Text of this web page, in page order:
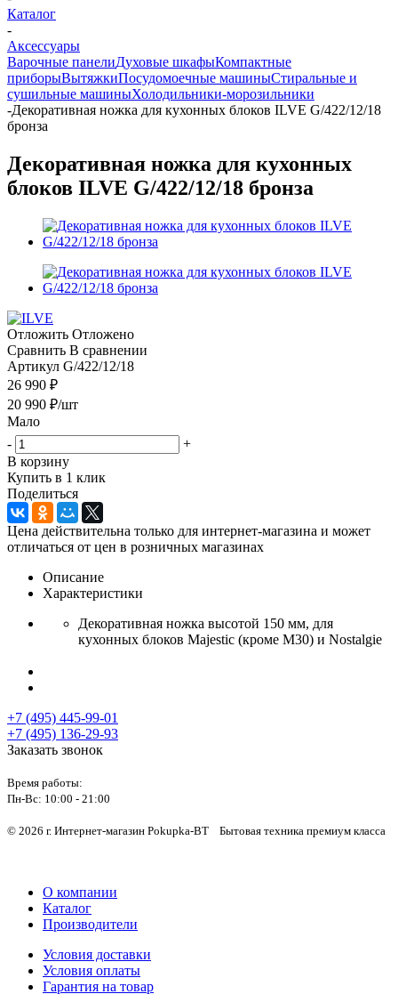
Каталог
-
Аксессуары
Варочные панелиДуховые шкафыКомпактные
приборыВытяжкиПосудомоечные машиныСтиральные и
сушильные машиныХолодильники-морозильники
-Декоративная ножка для кухонных блоков ILVE G/422/12/18
бронза
Декоративная ножка для кухонных
блоков ILVE G/422/12/18 бронза
Отложить Отложено
Сравнить В сравнении
Артикул G/422/12/18
26 990 ₽
20 990 ₽/шт
Мало
-
+
В корзину
Купить в 1 клик
Поделиться
Цена действительна только для интернет-магазина и может
отличаться от цен в розничных магазинах
Описание
Характеристики
Декоративная ножка высотой 150 мм, для
кухонных блоков Majestic (кроме M30) и Nostalgie
+7 (495) 445-99-01
+7 (495) 136-29-93
Заказать звонок
Время работы:
Пн-Вс: 10:00 - 21:00
© 2026 г. Интернет-магазин Pokupka-BT Бытовая техника премиум класса
О компании
Каталог
Производители
Условия доставки
Условия оплаты
Гарантия на товар